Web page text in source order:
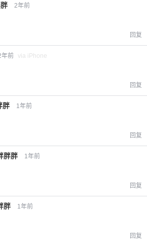
2年前
回复
年前 via iPhone
回复
胖 1年前
回复
胖胖 1年前
回复
胖 1年前
回复